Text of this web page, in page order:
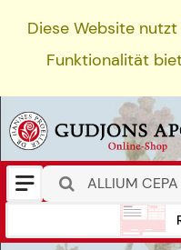
Diese Website
Funktionalität